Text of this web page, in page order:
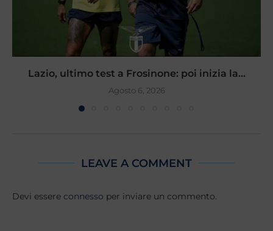
Lazio, ultimo test a Frosinone: poi inizia la...
Agosto 6, 2026
LEAVE A COMMENT
Devi essere connesso per inviare un commento.